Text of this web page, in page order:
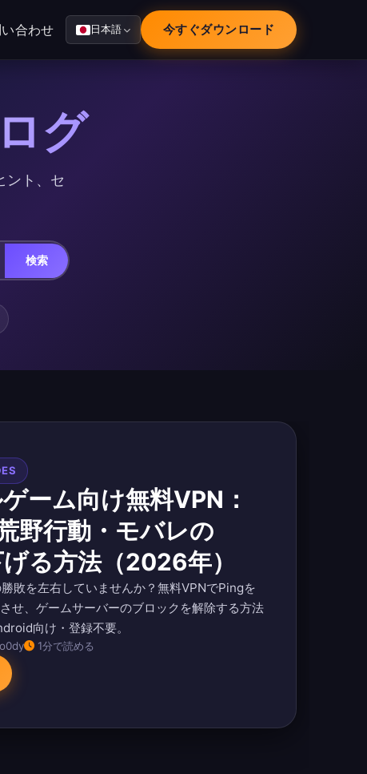
合わせ 日本語 今すぐダウンロード
グ
ント、セ
検索
ーム向け無料VPN：
野行動・モバレの
る方法（2026年）
敗を左右していませんか？無料VPNでPingを
せ、ゲームサーバーのブロックを解除する方法
向け・登録不要。
1分で読める